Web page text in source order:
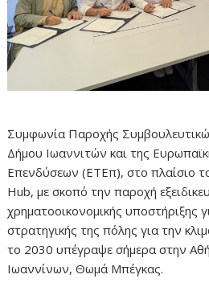
Συμφωνία Παροχής
Δήμου Ιωαννιτών και της
Επενδύσεων (ΕΤΕπ), στο πλαίσιο
Hub, με σκοπό την παροχή
χρηματοοικονομικής υποστήριξης
στρατηγικής της πόλης για την
το 2030 υπέγραψε σήμερα στην
Ιωαννίνων, Θωμά Μπέγκας.